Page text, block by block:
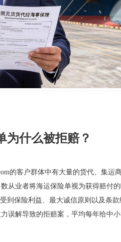
为什么被拒赔？
的客户群体中有大量的货代、集运
从业者将海运保险单视为获得赔付
到保险利益、最大诚信原则以及条款
误解导致的拒赔案，平均每年给中